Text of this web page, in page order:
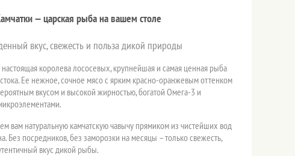
— царская рыба на вашем столе
вкус, свежесть и польза дикой природы
настоящая королева лососевых, крупнейшая и самая ценная рыба
Ее нежное, сочное мясо с ярким красно-оранжевым оттенком
вкусом и высокой жирностью, богатой Омега-3 и
вам натуральную камчатскую чавычу прямиком из чистейших вод
Без посредников, без заморозки на месяцы – только свежесть,
вкус дикой рыбы.